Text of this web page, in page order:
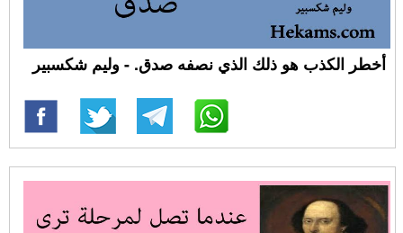
أخطر الكذب هو ذلك الذي نصفه صدق. - وليم شكسبير